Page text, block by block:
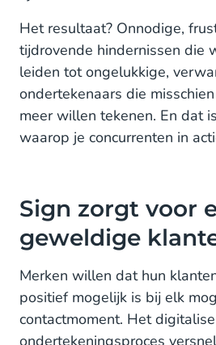
Het resultaat? Onnodige,
tijdrovende hindernissen die
leiden tot ongelukkige,
ondertekenaars die
meer willen tekenen. En dat
waarop je concurrenten in
Sign zorgt voor
geweldige
Merken willen dat hun
positief mogelijk is bij elk
contactmoment. Het
ondertekeningsproces